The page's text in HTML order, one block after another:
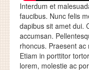
Interdum et
faucibus. Nunc felis
dapibus sit amet dui.
accumsan.
rhoncus. Praesent
Etiam in porttitor
lorem, molestie ac